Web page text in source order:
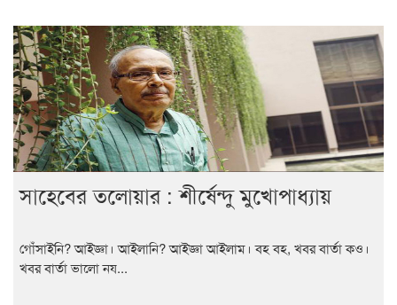
সাহেবের তলোয়ার : শীর্ষেন্দু মুখোপাধ্যায়
গোঁসাইনি? আইজ্ঞা। আইলানি? আইজ্ঞা আইলাম। বহ বহ, খবর বার্তা কও।
খবর বার্তা ভালো নয...